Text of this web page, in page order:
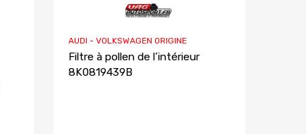
AUDI - VOLKSWAGEN ORIGINE
Filtre à pollen de l’intérieur
8K0819439B